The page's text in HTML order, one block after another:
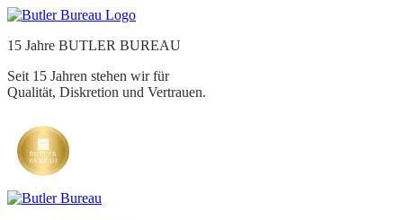
15 Jahre BUTLER BUREAU
Seit 15 Jahren stehen wir für
Qualität, Diskretion und Vertrauen.